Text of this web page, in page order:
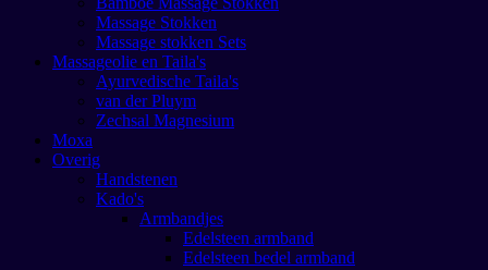
Massage Stokken
Massage stokken Sets
Massageolie en Taila's
Ayurvedische Taila's
van der Pluym
Zechsal Magnesium
Moxa
Overig
Handstenen
Kado's
Armbandjes
Edelsteen armband
Edelsteen bedel armband